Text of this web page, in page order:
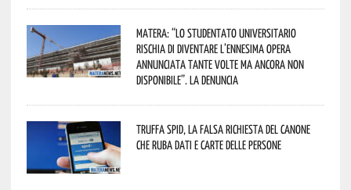
Matera: “Lo studentato universitario
rischia di diventare l’ennesima opera
annunciata tante volte ma ancora non
disponibile”. La denuncia
Truffa Spid, la falsa richiesta del canone
che ruba dati e carte delle persone